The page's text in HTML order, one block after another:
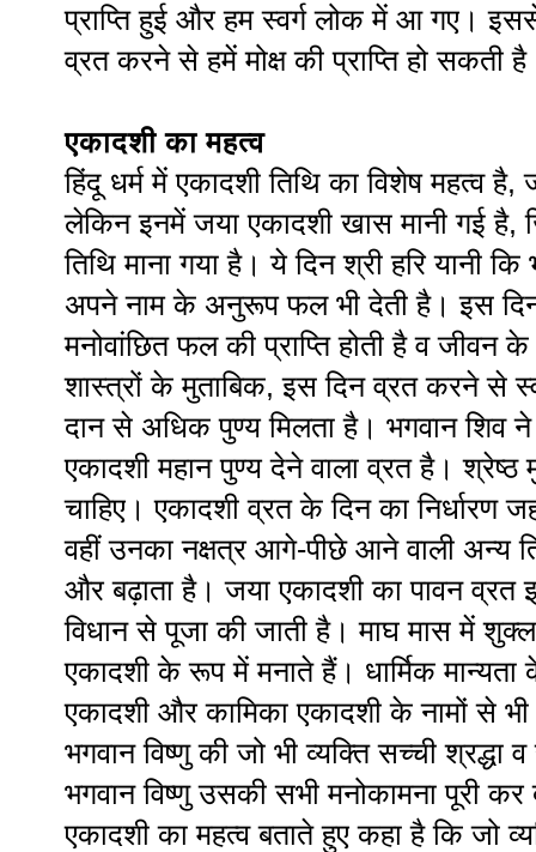
प्राप्ति हुई और हम स्वर्ग लोक में आ गए।
व्रत करने से हमें मोक्ष की प्राप्ति हो सकती
एकादशी का महत्व
हिंदू धर्म में एकादशी तिथि का विशेष महत्व
लेकिन इनमें जया एकादशी खास मानी गई है,
तिथि माना गया है। ये दिन श्री हरि यानी
अपने नाम के अनुरूप फल भी देती है। इस
मनोवांछित फल की प्राप्ति होती है व जीवन
शास्त्रों के मुताबिक, इस दिन व्रत करने से
दान से अधिक पुण्य मिलता है। भगवान शिव
एकादशी महान पुण्य देने वाला व्रत है। श्रेष्ठ
चाहिए। एकादशी व्रत के दिन का निर्धारण
वहीं उनका नक्षत्र आगे-पीछे आने वाली अन्य
और बढ़ाता है। जया एकादशी का पावन व्रत
विधान से पूजा की जाती है। माघ मास में
एकादशी के रूप में मनाते हैं। धार्मिक
एकादशी और कामिका एकादशी के नामों से
भगवान विष्णु की जो भी व्यक्ति सच्ची श्रद्धा
भगवान विष्णु उसकी सभी मनोकामना पूरी
एकादशी का महत्व बताते हुए कहा है कि जो